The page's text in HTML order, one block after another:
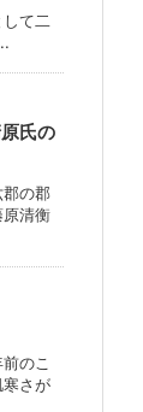
て二
氏の
の郡
原清衡
のこ
寒さが